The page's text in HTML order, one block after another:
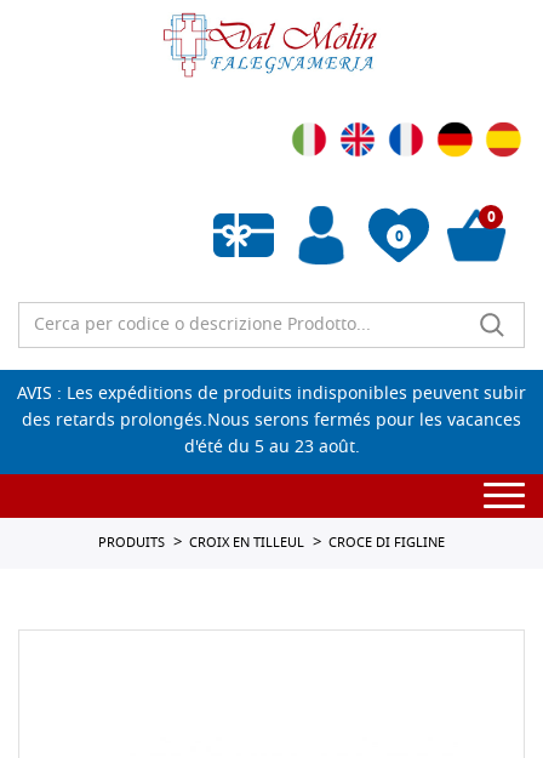
0
Liste de souhaits vide
0
AVIS : Les expéditions de produits indisponibles peuvent subir
des retards prolongés.Nous serons fermés pour les vacances
d'été du 5 au 23 août.
PRODUITS CROIX EN TILLEUL CROCE DI FIGLINE